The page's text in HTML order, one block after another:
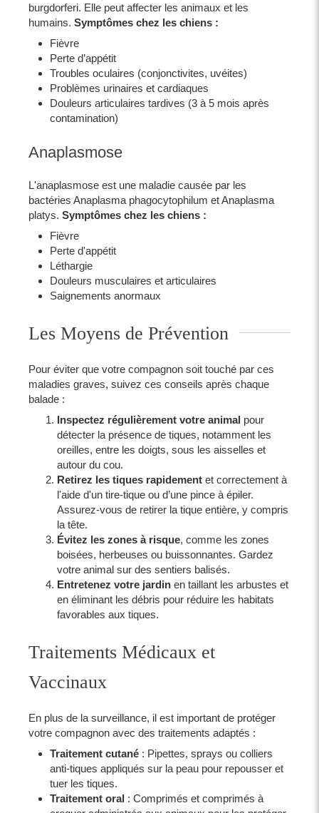
burgdorferi. Elle peut affecter les animaux et les
humains. Symptômes chez les chiens :
Fièvre
Perte d’appétit
Troubles oculaires (conjonctivites, uvéites)
Problèmes urinaires et cardiaques
Douleurs articulaires tardives (3 à 5 mois après
contamination)
Anaplasmose
L'anaplasmose est une maladie causée par les
bactéries Anaplasma phagocytophilum et Anaplasma
platys. Symptômes chez les chiens :
Fièvre
Perte d'appétit
Léthargie
Douleurs musculaires et articulaires
Saignements anormaux
Les Moyens de Prévention
Pour éviter que votre compagnon soit touché par ces
maladies graves, suivez ces conseils après chaque
balade :
Inspectez régulièrement votre animal pour
détecter la présence de tiques, notamment les
oreilles, entre les doigts, sous les aisselles et
autour du cou.
Retirez les tiques rapidement et correctement à
l'aide d'un tire-tique ou d’une pince à épiler.
Assurez-vous de retirer la tique entière, y compris
la tête.
Évitez les zones à risque, comme les zones
boisées, herbeuses ou buissonnantes. Gardez
votre animal sur des sentiers balisés.
Entretenez votre jardin en taillant les arbustes et
en éliminant les débris pour réduire les habitats
favorables aux tiques.
Traitements Médicaux et
Vaccinaux
En plus de la surveillance, il est important de protéger
votre compagnon avec des traitements adaptés :
Traitement cutané : Pipettes, sprays ou colliers
anti-tiques appliqués sur la peau pour repousser et
tuer les tiques.
Traitement oral : Comprimés et comprimés à